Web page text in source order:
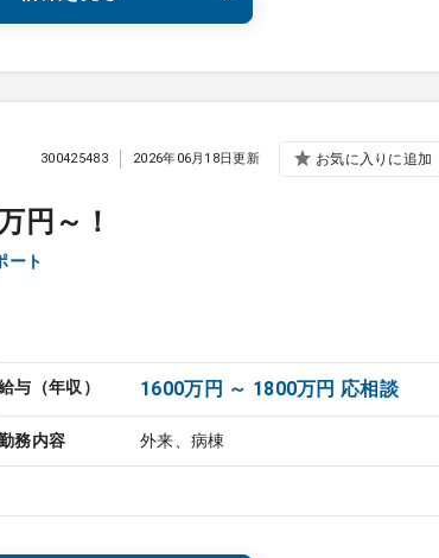
円～！
ート
300425483 2026年06月18日更新 お気に入りに追加
与（年収） 1600万円 ～ 1800万円 応相談
務内容 外来、病棟